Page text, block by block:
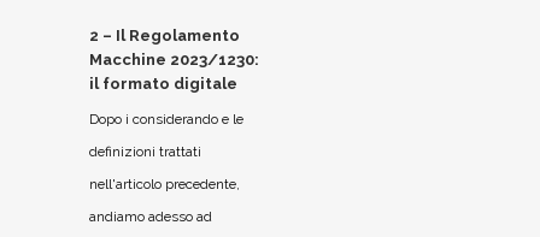
2 – Il Regolamento
Macchine 2023/1230:
il formato digitale
Dopo i considerando e le
definizioni trattati
nell'articolo precedente,
andiamo adesso ad